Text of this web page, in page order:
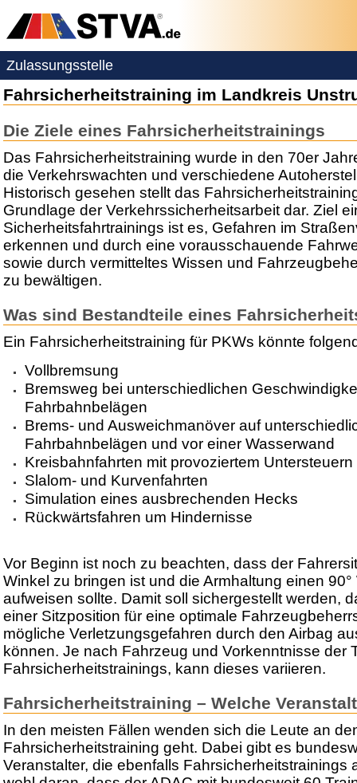
Zulassungsstelle
Fahrsicherheitstraining im Landkreis
Die Ziele eines Fahrsicherheitstrainings
Das Fahrsicherheitstraining wurde in den 70er
die Verkehrswachten und verschiedene
Historisch gesehen stellt das
Grundlage der Verkehrssicherheitsarbeit dar. Ziel
Sicherheitsfahrtrainings ist es, Gefahren im
erkennen und durch eine vorausschauende
sowie durch vermitteltes Wissen und
zu bewältigen.
Was sind Bestandteile eines
Ein Fahrsicherheitstraining für PKWs könnte
Vollbremsung
Bremsweg bei unterschiedlichen
Fahrbahnbelägen
Brems- und Ausweichmanöver auf
Fahrbahnbelägen und vor einer Wasserwand
Kreisbahnfahrten mit provoziertem
Slalom- und Kurvenfahrten
Simulation eines ausbrechenden Hecks
Rückwärtsfahren um Hindernisse
Vor Beginn ist noch zu beachten, dass der
Winkel zu bringen ist und die Armhaltung einen
aufweisen sollte. Damit soll sichergestellt werden,
einer Sitzposition für eine optimale
mögliche Verletzungsgefahren durch den Airbag
können. Je nach Fahrzeug und Vorkenntnisse der
Fahrsicherheitstrainings, kann dieses variieren.
Fahrsicherheitstraining – Welche
In den meisten Fällen wenden sich die Leute an
Fahrsicherheitstraining geht. Dabei gibt es
Veranstalter, die ebenfalls Fahrsicherheitstrainings